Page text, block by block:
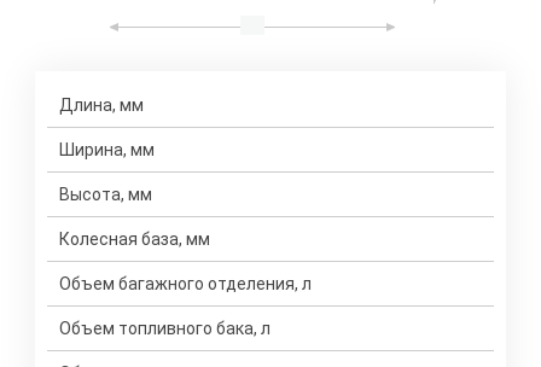
Длина, мм
Ширина, мм
Высота, мм
Колесная база, мм
Объем багажного отделения, л
Объем топливного бака, л